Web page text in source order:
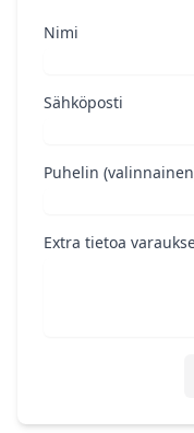
Nimi
Sähköposti
Puhelin
Extra tietoa